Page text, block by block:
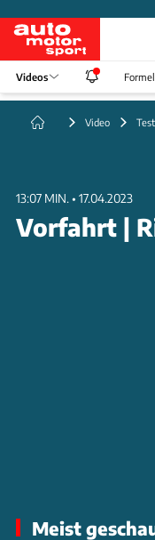
Videos Formel
Video
13:07 MIN. • 17.04.2023
Vorfahrt |
Meist